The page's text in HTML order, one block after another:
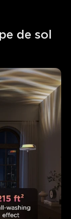
de sol